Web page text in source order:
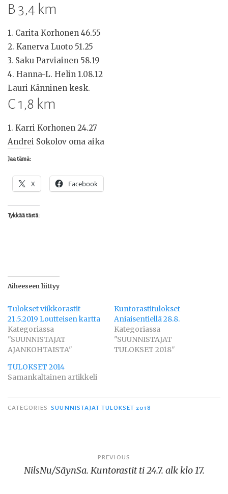
B 3,4 km
1. Carita Korhonen 46.55
2. Kanerva Luoto 51.25
3. Saku Parviainen 58.19
4. Hanna-L. Helin 1.08.12
Lauri Känninen kesk.
C 1,8 km
1. Karri Korhonen 24.27
Andrei Sokolov oma aika
Jaa tämä:
X Facebook
Tykkää tästä:
Aiheeseen liittyy
Tulokset viikkorastit
21.5.2019 Loutteisen kartta
Kategoriassa
"SUUNNISTAJAT
AJANKOHTAISTA"
Kuntorastitulokset
Aniaisentiellä 28.8.
Kategoriassa
"SUUNNISTAJAT
TULOKSET 2018"
TULOKSET 2014
Samankaltainen artikkeli
CATEGORIES SUUNNISTAJAT TULOKSET 2018
selaus
PREVIOUS
NilsNu/SäynSa. Kuntorastit ti 24.7. alk klo 17.